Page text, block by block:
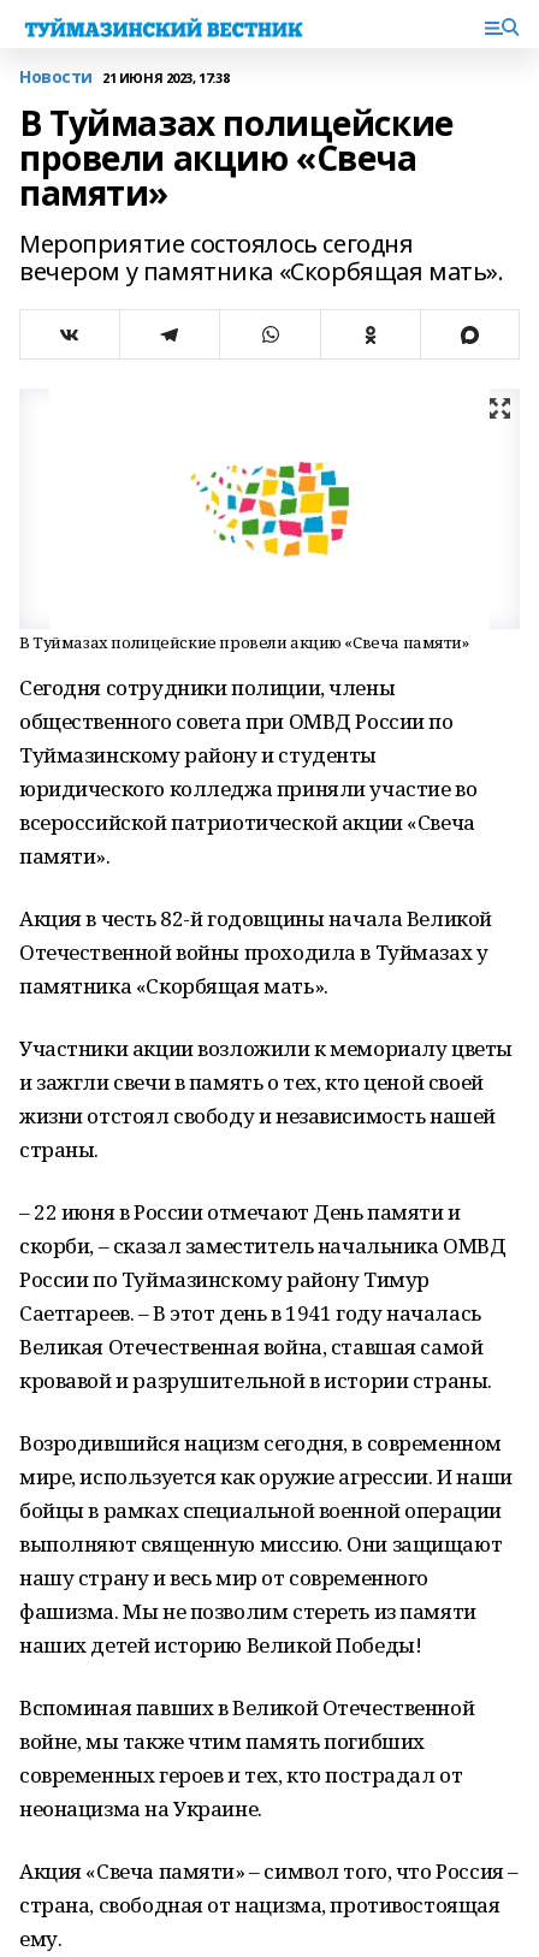
Новости 21 ИЮНЯ 2023, 17:38
В Туймазах полицейские
провели акцию «Свеча
памяти»
Мероприятие состоялось сегодня
вечером у памятника «Скорбящая мать».
В Туймазах полицейские провели акцию «Свеча памяти»
Сегодня сотрудники полиции, члены
общественного совета при ОМВД России по
Туймазинскому району и студенты
юридического колледжа приняли участие во
всероссийской патриотической акции «Свеча
памяти».
Акция в честь 82-й годовщины начала Великой
Отечественной войны проходила в Туймазах у
памятника «Скорбящая мать».
Участники акции возложили к мемориалу цветы
и зажгли свечи в память о тех, кто ценой своей
жизни отстоял свободу и независимость нашей
страны.
– 22 июня в России отмечают День памяти и
скорби, – сказал заместитель начальника ОМВД
России по Туймазинскому району Тимур
Саетгареев. – В этот день в 1941 году началась
Великая Отечественная война, ставшая самой
кровавой и разрушительной в истории страны.
Возродившийся нацизм сегодня, в современном
мире, используется как оружие агрессии. И наши
бойцы в рамках специальной военной операции
выполняют священную миссию. Они защищают
нашу страну и весь мир от современного
фашизма. Мы не позволим стереть из памяти
наших детей историю Великой Победы!
Вспоминая павших в Великой Отечественной
войне, мы также чтим память погибших
современных героев и тех, кто пострадал от
неонацизма на Украине.
Акция «Свеча памяти» – символ того, что Россия –
страна, свободная от нацизма, противостоящая
ему.